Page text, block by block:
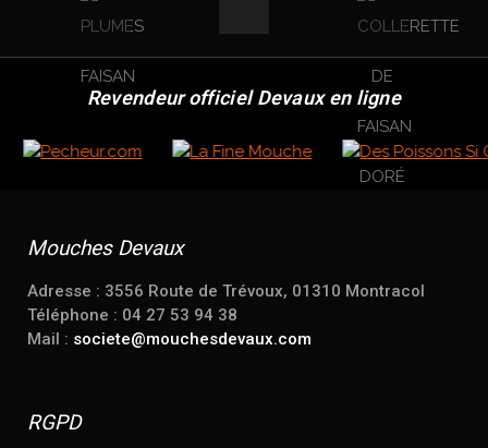
Revendeur officiel Devaux en ligne
Mouches Devaux
Adresse : 3556 Route de Trévoux, 01310 Montracol
Téléphone : 04 27 53 94 38
Mail : societe@mouchesdevaux.com
RGPD